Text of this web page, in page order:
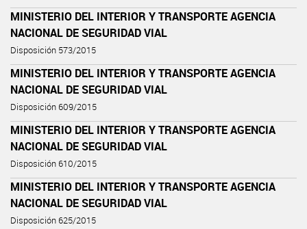
MINISTERIO DEL INTERIOR Y TRANSPORTE AGENCIA
NACIONAL DE SEGURIDAD VIAL
Disposición 573/2015
MINISTERIO DEL INTERIOR Y TRANSPORTE AGENCIA
NACIONAL DE SEGURIDAD VIAL
Disposición 609/2015
MINISTERIO DEL INTERIOR Y TRANSPORTE AGENCIA
NACIONAL DE SEGURIDAD VIAL
Disposición 610/2015
MINISTERIO DEL INTERIOR Y TRANSPORTE AGENCIA
NACIONAL DE SEGURIDAD VIAL
Disposición 625/2015